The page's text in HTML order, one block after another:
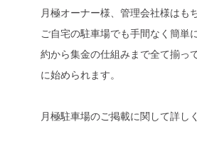
月極オーナー様、管理会社様はも
ご自宅の駐車場でも手間なく簡単
約から集金の仕組みまで全て揃っ
に始められます。
月極駐車場のご掲載に関して詳し